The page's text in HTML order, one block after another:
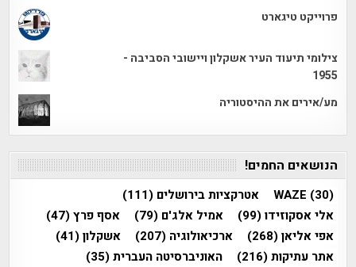
פרוייקט טיגארט
צילומי תיעוד העיר אשקלון ויישובי הסביבה -
1955
מע/אירים את ההיסטוריה
הנושאים החמים!
WAZE (30) אטרקציות בירושלים (111)
אלי אסקוזידו(99) אמיל אלג'ם (79) אסף פרץ(47)
אפי אליאן(268) ארכיאולוגיה (207) אשקלון(41)
אתר עתיקות(216) האוניברסיטה העברית(35)